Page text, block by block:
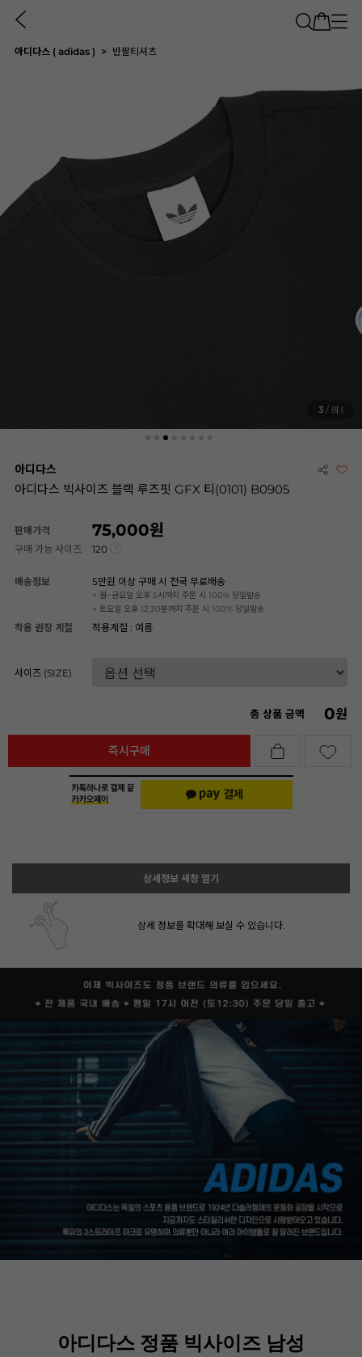
아디다스 ( adidas ) 반팔티셔츠
3 / 8
아디다스
아디다스 빅사이즈 블랙 루즈핏 GFX 티(0101) B0905
판매가격 75,000
구매 가능 사이즈 120
배송정보 5만원 이상 구매 시 전국 무료배송
+ 월~금요일 오후 5시까지 주문 시 100% 당일발송
+ 토요일 오후 12:30분까지 주문 시 100% 당일발송
착용 권장 계절 적용계절 : 여름
사이즈 (SIZE)
총 상품 금액 0원
즉시구매
상세정보 새창 열기
상세 정보를 확대해 보실 수 있습니다.
아디다스 정품 빅사이즈 남성